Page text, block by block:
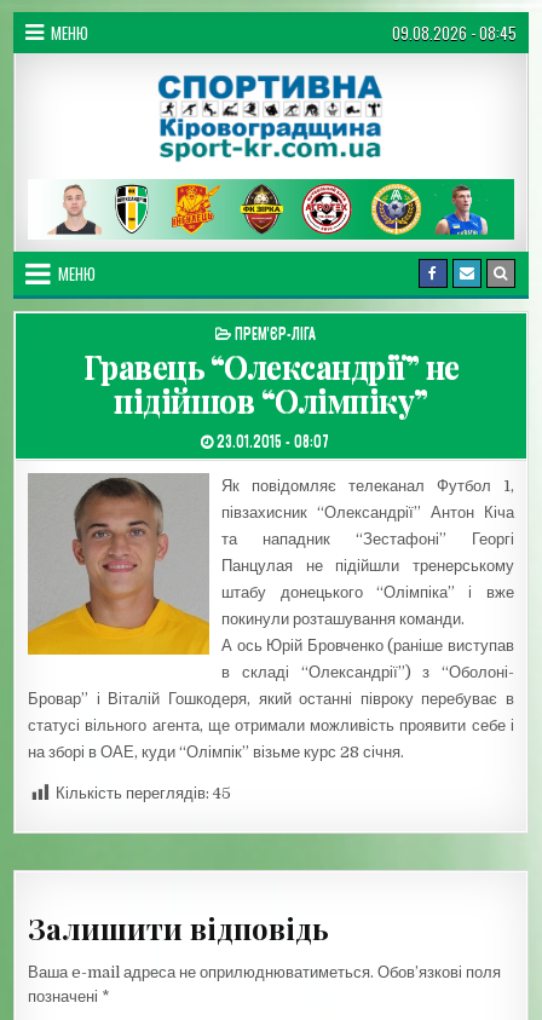
Перейти до вмісту
МЕНЮ 09.08.2026 - 08:45
Спортивна Кіровоградщина
МЕНЮ
ОПУБЛІКУВАТИ В
ПРЕМ'ЄР-ЛІГА
Гравець “Олександрії” не
підійшов “Олімпіку”
ДАТА ЗАПИСИ:
23.01.2015 - 08:07
Як повідомляє телеканал Футбол 1,
півзахисник “Олександрії” Антон Кіча
та нападник “Зестафоні” Георгі
Панцулая не підійшли тренерському
штабу донецького “Олімпіка” і вже
покинули розташування команди.
А ось Юрій Бровченко (раніше виступав
в складі “Олександрії”) з “Оболоні-
Бровар” і Віталій Гошкодеря, який останні півроку перебуває в
статусі вільного агента, ще отримали можливість проявити себе і
на зборі в ОАЕ, куди “Олімпік” візьме курс 28 січня.
Кількість переглядів: 45
Залишити відповідь
Ваша e-mail адреса не оприлюднюватиметься. Обов’язкові поля
позначені *